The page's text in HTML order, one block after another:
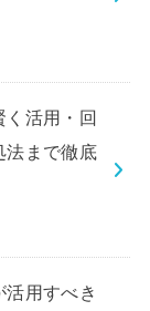
活用・回
法まで徹底
用すべき